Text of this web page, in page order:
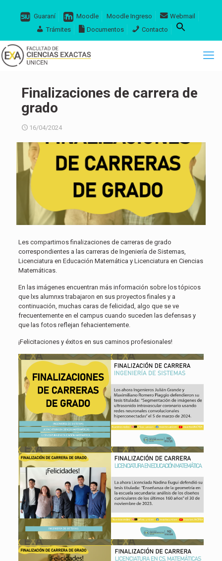
Guaraní Moodle Moodle Ingreso
Webmail
Trámites
Documentos Contacto
Finalizaciones de carrera de
grado
16/04/2024
Les compartimos finalizaciones de carreras de grado
correspondientes a las carreras de Ingeniería de Sistemas,
Licenciatura en Educación Matemática y Licenciatura en Ciencias
Matemáticas.
En las imágenes encuentran más información sobre los tópicos
que lxs alumnxs trabajaron en sus proyectos finales y a
continuación, muchas caras de felicidad, algo que se ve
frecuentemente en el campus cuando suceden las defensas y
que las fotos reflejan fehacientemente.
¡Felicitaciones y éxitos en sus caminos profesionales!